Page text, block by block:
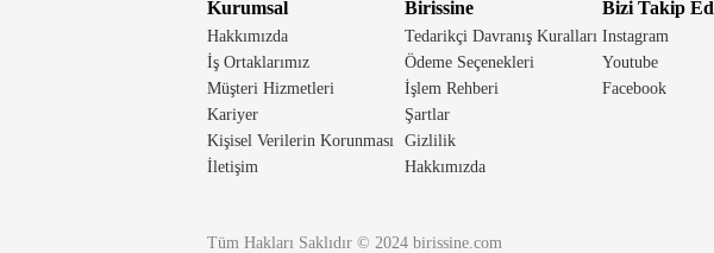
Kurumsal
Hakkımızda
İş Ortaklarımız
Müşteri Hizmetleri
Kariyer
Kişisel Verilerin Korunması
İletişim
Birissine
Tedarikçi Davranış Kuralları
Ödeme Seçenekleri
İşlem Rehberi
Şartlar
Gizlilik
Hakkımızda
Bizi Takip
Instagram
Youtube
Facebook
Tüm Hakları Saklıdır © 2024 birissine.com